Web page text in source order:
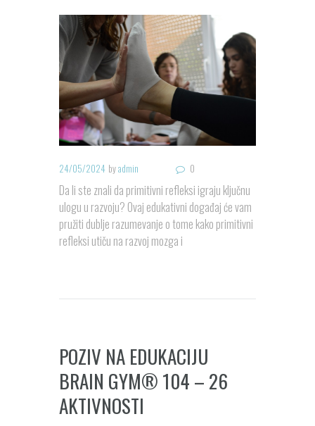
24/05/2024 byadmin 0
Da li ste znali da primitivni refleksi igraju ključnu
ulogu u razvoju? Ovaj edukativni događaj će vam
pružiti dublje razumevanje o tome kako primitivni
refleksi utiču na razvoj mozga i
POZIV NA EDUKACIJU
BRAIN GYM® 104 – 26
AKTIVNOSTI